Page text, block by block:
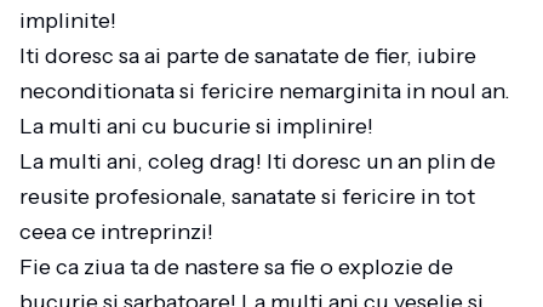
implinite!
Iti doresc sa ai parte de sanatate de fier, iubire
neconditionata si fericire nemarginita in noul an.
La multi ani cu bucurie si implinire!
La multi ani, coleg drag! Iti doresc un an plin de
reusite profesionale, sanatate si fericire in tot
ceea ce intreprinzi!
Fie ca ziua ta de nastere sa fie o explozie de